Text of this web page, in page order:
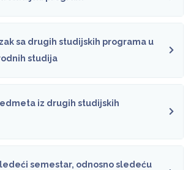
sa drugih studijskih programa u
studija
iz drugih studijskih
semestar, odnosno sledeću